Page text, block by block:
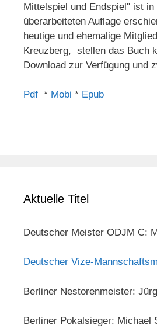
Mittelspiel und Endspiel" ist in
überarbeiteten Auflage
heutige und ehemalige
Kreuzberg, stellen das Buch
Download zur Verfügung und
Pdf * Mobi * Epub
Aktuelle Titel
Deutscher Meister ODJM C:
Deutscher Vize-
Berliner Nestorenmeister:
Berliner Pokalsieger: Michael